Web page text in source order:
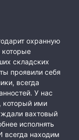
охранную
складских
проявили себя
всегда
У нас
который ими
вахтовый
исполнять
всегда находим